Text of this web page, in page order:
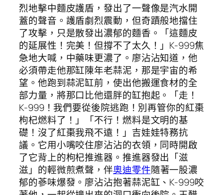
烈地擊中麵皮護盾，發出了一聲像是汽水開
蓋的聲音。護盾劇烈震動，但奇蹟般地擋住
了攻擊，只是散發出濃郁的麵香。「這麵皮
的延展性！完美！但撐不了太久！」K-999焦
急地大喊，中藥味更濃了。廖沾沾知道，他
必須帶走他那缸陳年老蒜泥，那是宇宙的希
望。他跑到蒜泥缸前，使出他搬運食材的全
部力量，將那口比他還胖的缸抱起。「走！
K-999！我們要從後院逃跑！別再管你的紅棗
枸杞燃料了！」「不行！燃料是文明的基
礎！沒了紅棗我飛不遠！」吉娃娃特務抗
議。它用小嘴咬住廖沾沾的衣領，同時開啟
了它背上的枸杞推進器。推進器發出「滋
滋」的輕微煎煮聲，伴奧迪零件隨著一股濃
郁的蔘味爆發。廖沾沾抱著蒜泥缸、K-999咬